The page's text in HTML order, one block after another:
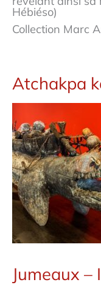
Hébiéso)
Collection Marc
Atchakpa
Jumeaux –